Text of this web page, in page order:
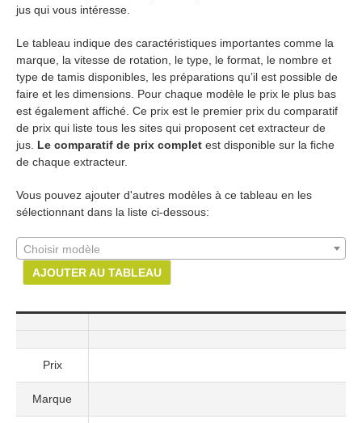
jus qui vous intéresse.
Le tableau indique des caractéristiques importantes comme la
marque, la vitesse de rotation, le type, le format, le nombre et
type de tamis disponibles, les préparations qu’il est possible de
faire et les dimensions. Pour chaque modèle le prix le plus bas
est également affiché. Ce prix est le premier prix du comparatif
de prix qui liste tous les sites qui proposent cet extracteur de
jus. Le comparatif de prix complet est disponible sur la fiche
de chaque extracteur.
Vous pouvez ajouter d'autres modèles à ce tableau en les
sélectionnant dans la liste ci-dessous:
Choisir modèle
AJOUTER AU TABLEAU
Prix
Marque